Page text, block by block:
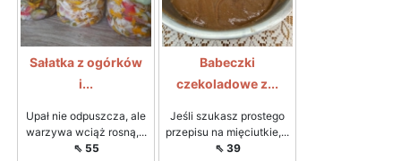
Sałatka z ogórków
i...
Upał nie odpuszcza, ale
warzywa wciąż rosną,...
⇖ 55
Babeczki
czekoladowe z...
Jeśli szukasz prostego
przepisu na mięciutkie,...
⇖ 39